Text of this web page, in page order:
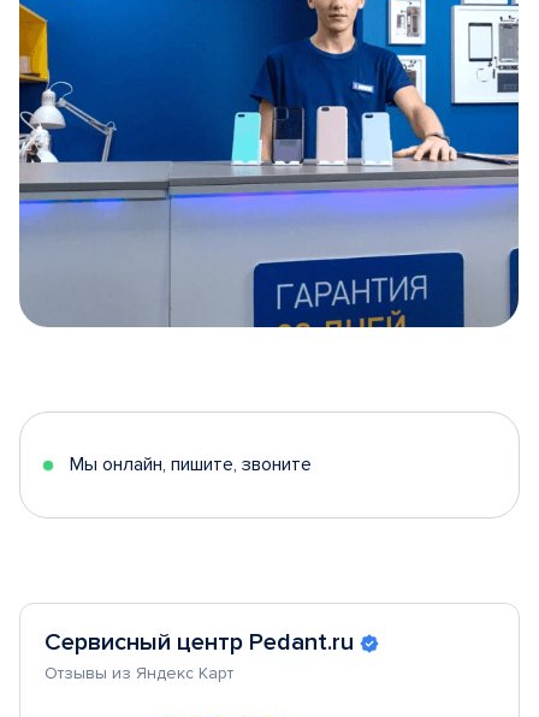
5
Мы онлайн, пишите, звоните
Сервисный центр Pedant.ru
Отзывы из Яндекс Карт